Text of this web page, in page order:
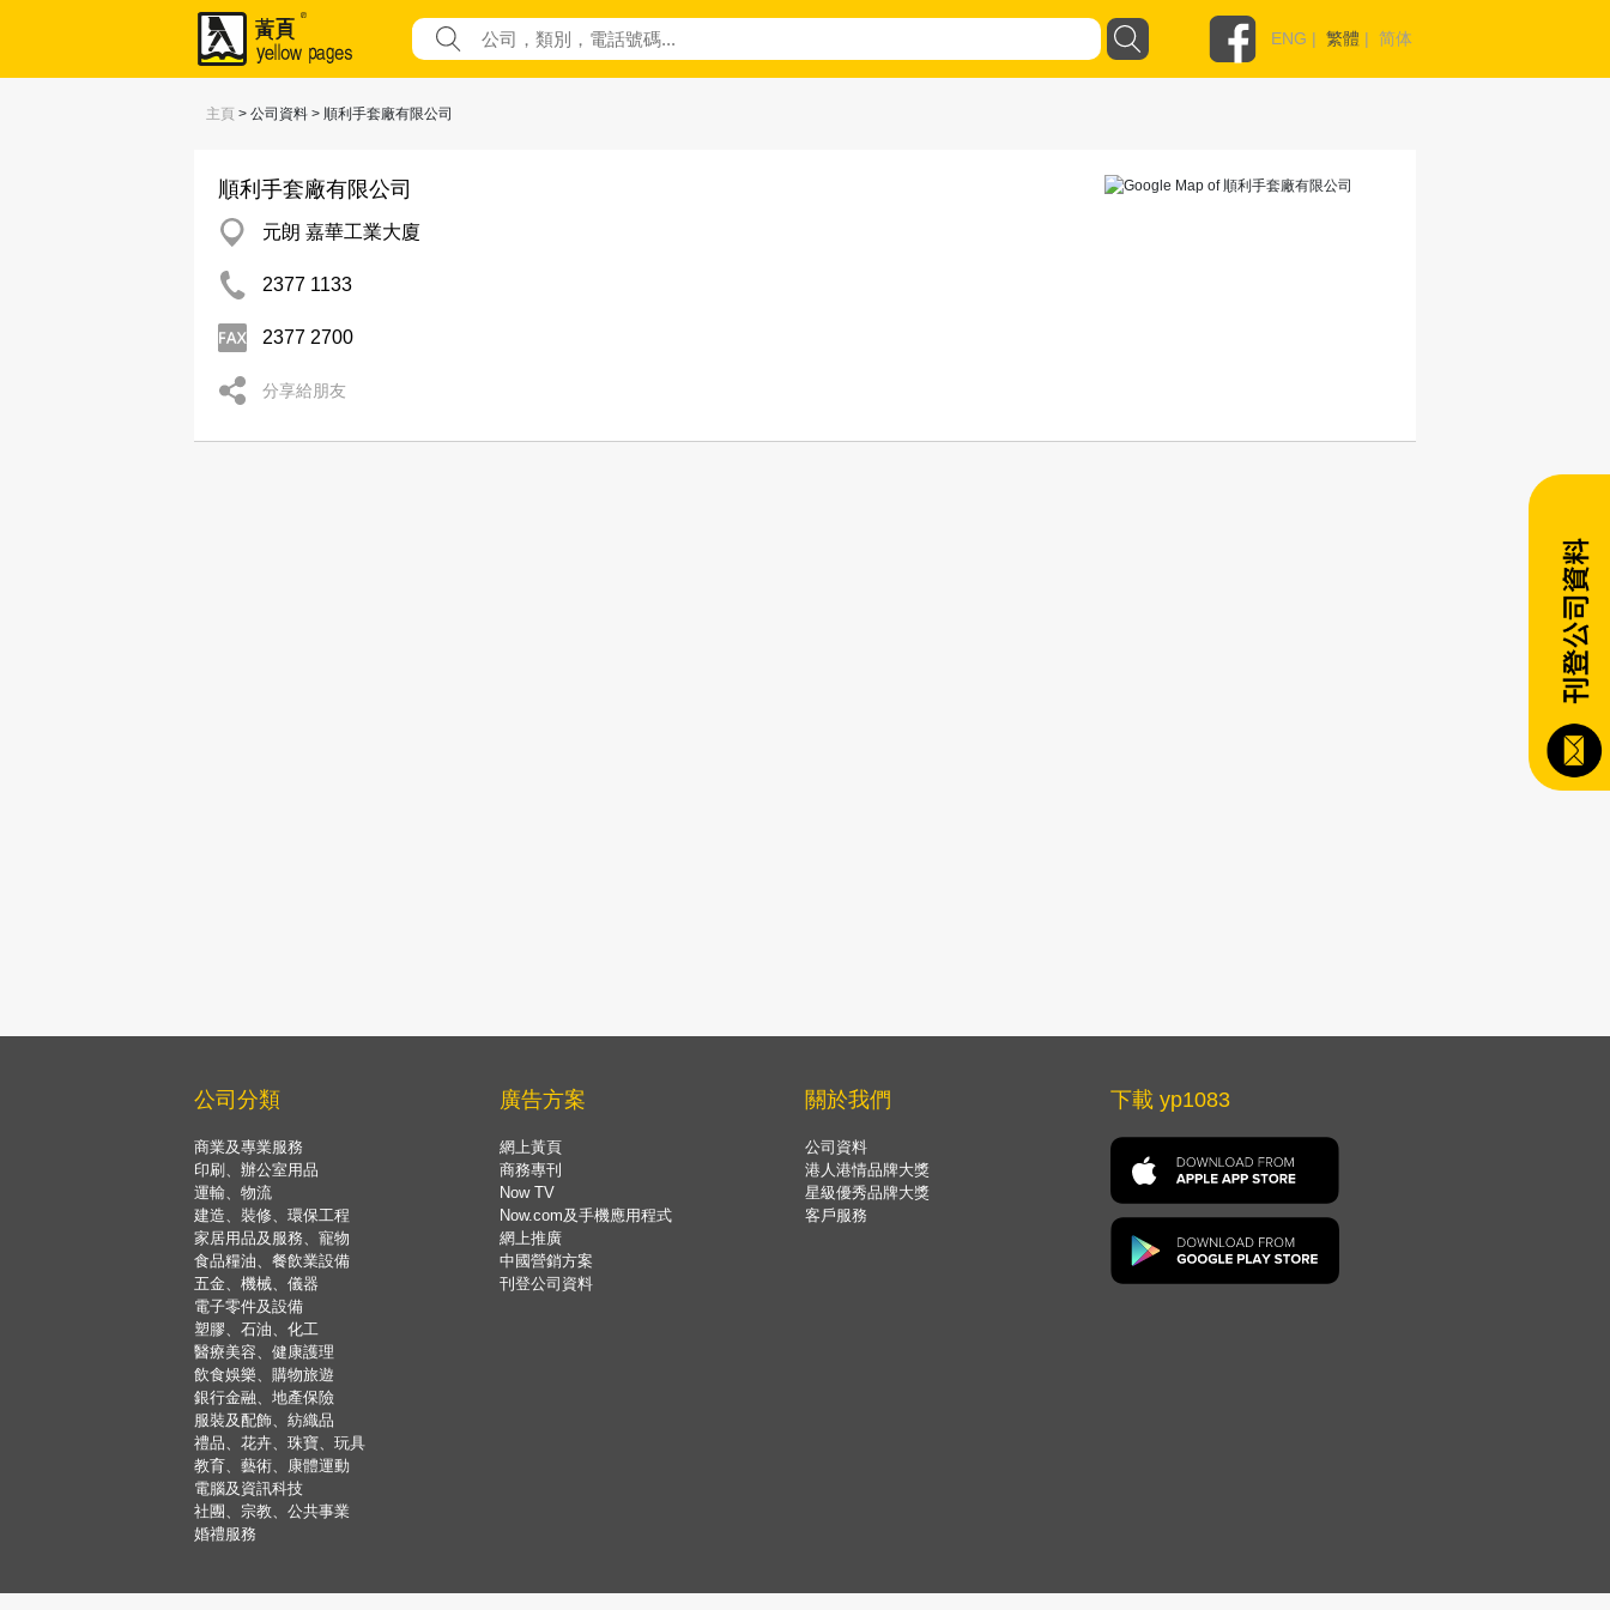
ENG | 繁體 | 简体
主頁 > 公司資料 > 順利手套廠有限公司
順利手套廠有限公司
元朗 嘉華工業大廈
2377 1133
2377 2700
分享給朋友
公司分類
商業及專業服務
印刷、辦公室用品
運輸、物流
建造、裝修、環保工程
家居用品及服務、寵物
食品糧油、餐飲業設備
五金、機械、儀器
電子零件及設備
塑膠、石油、化工
醫療美容、健康護理
飲食娛樂、購物旅遊
銀行金融、地產保險
服裝及配飾、紡織品
禮品、花卉、珠寶、玩具
教育、藝術、康體運動
電腦及資訊科技
社團、宗教、公共事業
婚禮服務
廣告方案
網上黃頁
商務專刊
Now TV
Now.com及手機應用程式
網上推廣
中國營銷方案
刊登公司資料
關於我們
公司資料
港人港情品牌大獎
星級優秀品牌大獎
客戶服務
下載 yp1083